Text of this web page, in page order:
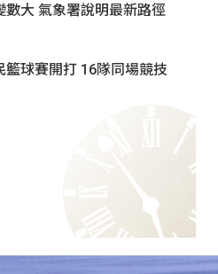
數大 氣象署說明最新路徑
籃球賽開打 16隊同場競技